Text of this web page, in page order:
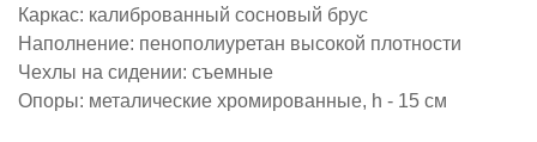
Каркас: калиброванный сосновый брус
Наполнение: пенополиуретан высокой плотности
Чехлы на сидении: съемные
Опоры: металические хромированные, h - 15 см